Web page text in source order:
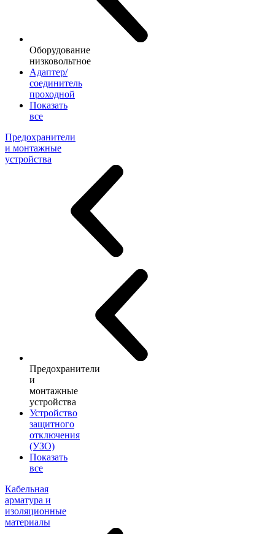
Оборудование
низковольтное
Адаптер/
соединитель
проходной
Показать
все
Предохранители
и монтажные
устройства
Предохранители
и
монтажные
устройства
Устройство
защитного
отключения
(УЗО)
Показать
все
Кабельная
арматура и
изоляционные
материалы